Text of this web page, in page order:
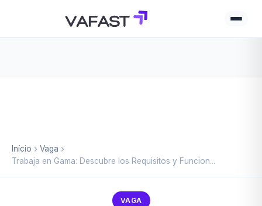
Início
Vaga
Trabaja en Gama: Descubre los Requisitos y Funcion...
VAGA